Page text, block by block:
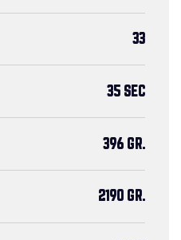
33
35 SEC
396 GR.
2190 GR.